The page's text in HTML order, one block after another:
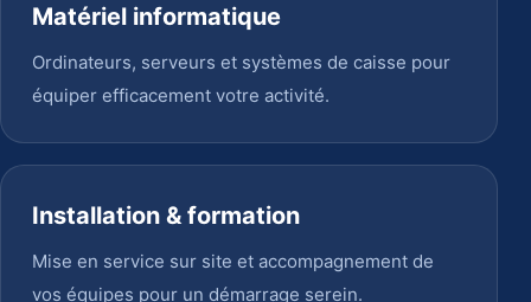
Matériel informatique
Ordinateurs, serveurs et systèmes de caisse pour
équiper efficacement votre activité.
Installation & formation
Mise en service sur site et accompagnement de
vos équipes pour un démarrage serein.